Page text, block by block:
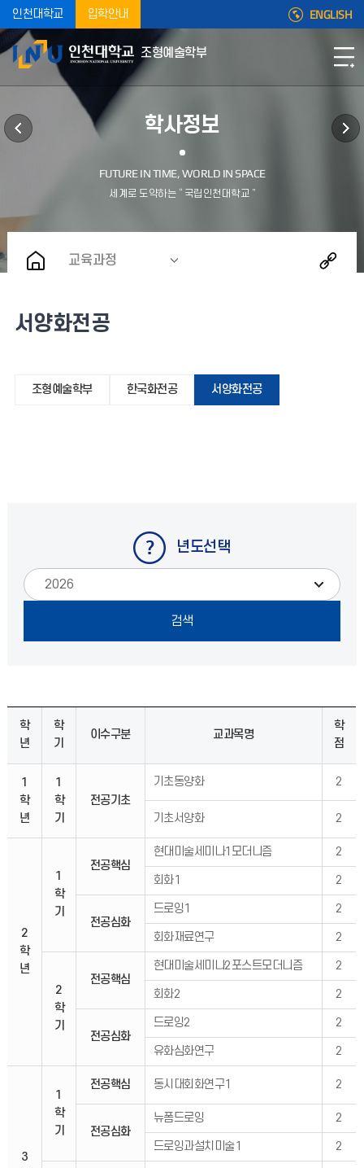
인천대학교 입학안내 ENGLISH
조형예술학부
학사정보
교육과정
서양화전공
조형예술학부 한국화전공 서양화전공
년도선택
학
년
학
기
이수구분 교과목명
학
점
1
학
년
1
학
기
전공기초
기초동양화 2
기초서양화 2
2
학
년
1
학
기
전공핵심
현대미술세미나1모더니즘 2
회화1 2
전공심화
드로잉1 2
회화재료연구 2
2
학
기
전공핵심
현대미술세미나2포스트모더니즘 2
회화2 2
전공심화
드로잉2 2
유화심화연구 2
3
1
학
기
전공핵심 동시대회화연구1 2
전공심화
뉴폼드로잉 2
드로잉과설치미술1 2